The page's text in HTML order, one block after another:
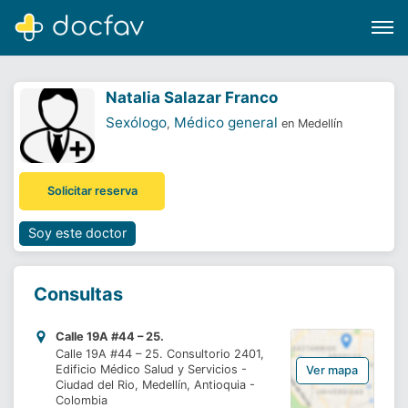
Software para clínicas
¿Eres un doctor?
Natalia Salazar Franco
Sexólogo, Médico general en Medellín
Solicitar reserva
Soy este doctor
Consultas
Calle 19A #44 – 25.
Calle 19A #44 – 25. Consultorio 2401,
Edificio Médico Salud y Servicios -
Ciudad del Rio, Medellín, Antioquia -
Colombia
Ver mapa